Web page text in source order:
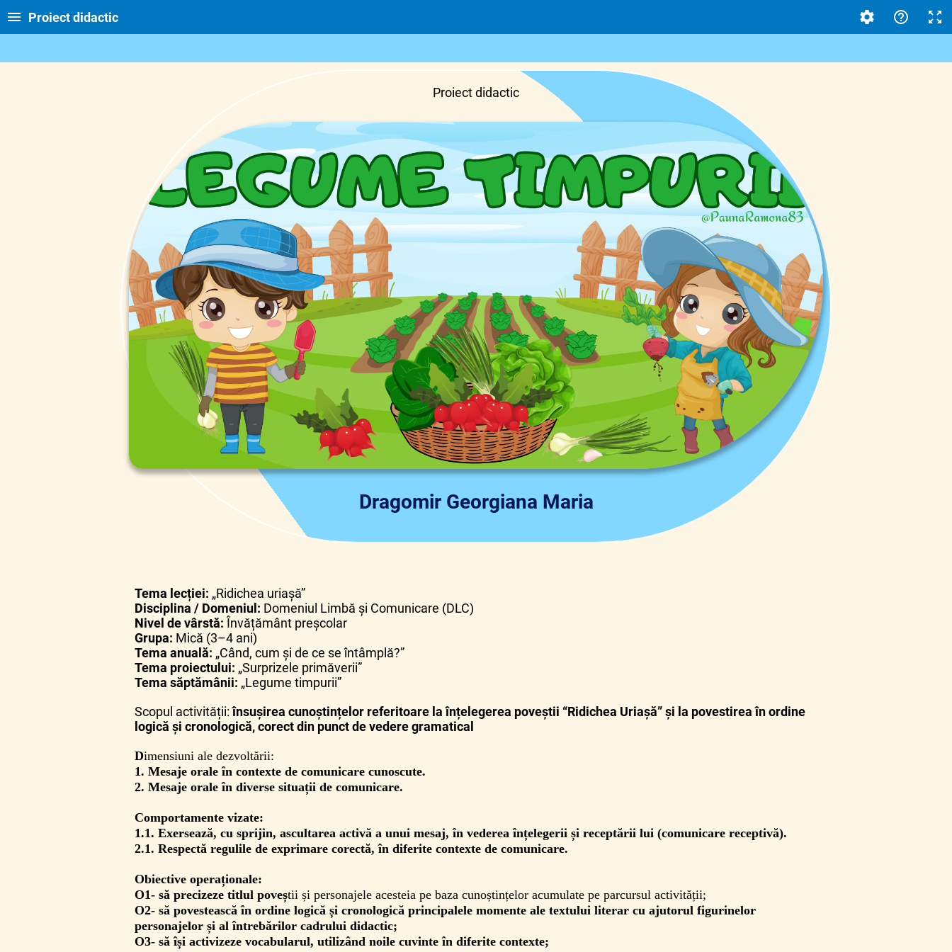
Proiect didactic
Proiect didactic
Dragomir Georgiana Maria
Tema lecției: „Ridichea uriașă”
Disciplina / Domeniul: Domeniul Limbă și Comunicare (DLC)
Nivel de vârstă: Învățământ preșcolar
Grupa: Mică (3–4 ani)
Tema anuală: „Când, cum și de ce se întâmplă?”
Tema proiectului: „Surprizele primăverii”
Tema săptămânii: „Legume timpurii”
Scopul activității:însușirea cunoștințelor referitoare la înțelegerea poveștii “Ridichea Uriașă” și la povestirea în ordine
logică și cronologică, corect din punct de vedere gramatical
Dimensiuni ale dezvoltării:
1. Mesaje orale în contexte de comunicare cunoscute.
2. Mesaje orale în diverse situații de comunicare.
Comportamente vizate:
1.1. Exersează, cu sprijin, ascultarea activă a unui mesaj, în vederea înțelegerii și receptării lui (comunicare receptivă).
2.1. Respectă regulile de exprimare corectă, în diferite contexte de comunicare.
Obiective operaționale:
O1- să precizeze titlul poveștii și personajele acesteia pe baza cunoștințelor acumulate pe parcursul activității;
O2- să povestească în ordine logică și cronologică principalele momente ale textului literar cu ajutorul figurinelor
personajelor și al întrebărilor cadrului didactic;
O3- să își activizeze vocabularul, utilizând noile cuvinte în diferite contexte;